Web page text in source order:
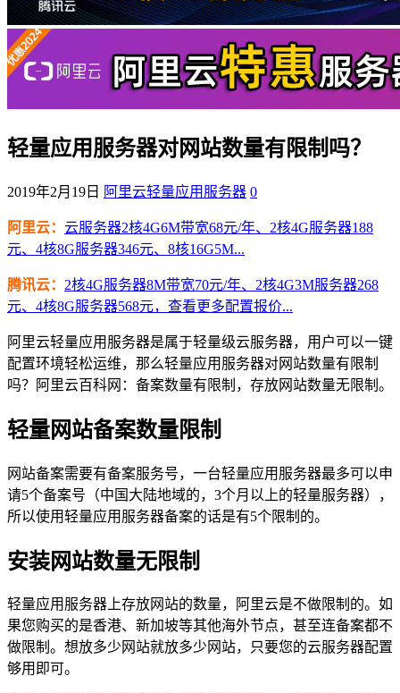
轻量应用服务器对网站数量有限制吗？
2019年2月19日 阿里云轻量应用服务器 0
阿里云： 云服务器2核4G6M带宽68元/年、2核4G服务器188
元、4核8G服务器346元、8核16G5M...
腾讯云： 2核4G服务器8M带宽70元/年、2核4G3M服务器268
元、4核8G服务器568元，查看更多配置报价...
阿里云轻量应用服务器是属于轻量级云服务器，用户可以一键
配置环境轻松运维，那么轻量应用服务器对网站数量有限制
吗？阿里云百科网：备案数量有限制，存放网站数量无限制。
轻量网站备案数量限制
网站备案需要有备案服务号，一台轻量应用服务器最多可以申
请5个备案号（中国大陆地域的，3个月以上的轻量服务器），
所以使用轻量应用服务器备案的话是有5个限制的。
安装网站数量无限制
轻量应用服务器上存放网站的数量，阿里云是不做限制的。如
果您购买的是香港、新加坡等其他海外节点，甚至连备案都不
做限制。想放多少网站就放多少网站，只要您的云服务器配置
够用即可。